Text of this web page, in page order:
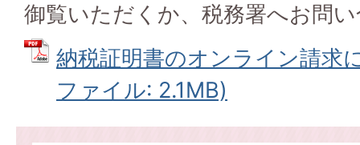
御覧いただくか、税務署へお問
納税証明書のオンライン請求
ファイル: 2.1MB)